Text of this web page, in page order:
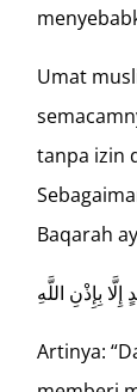
Umat
tanpa izin
Baqarah
بِإِذْنِ اللَّهِ
Artinya: